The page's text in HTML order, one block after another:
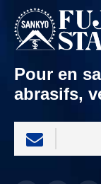
Pour en
abrasifs,